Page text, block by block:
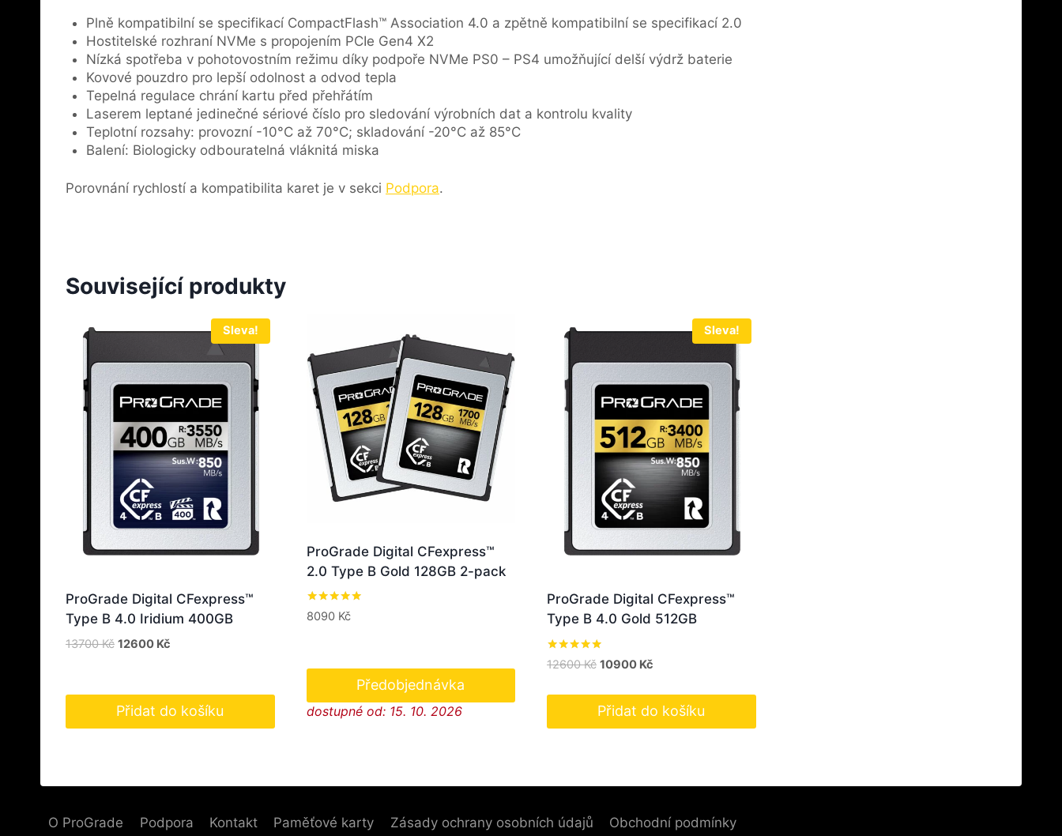
Plně kompatibilní se specifikací CompactFlash™ Association 4.0 a zpětně kompatibilní se specifikací 2.0
Hostitelské rozhraní NVMe s propojením PCIe Gen4 X2
Nízká spotřeba v pohotovostním režimu díky podpoře NVMe PS0 – PS4 umožňující delší výdrž baterie
Kovové pouzdro pro lepší odolnost a odvod tepla
Tepelná regulace chrání kartu před přehřátím
Laserem leptané jedinečné sériové číslo pro sledování výrobních dat a kontrolu kvality
Teplotní rozsahy: provozní -10°C až 70°C; skladování -20°C až 85°C
Balení: Biologicky odbouratelná vláknitá miska
Porovnání rychlostí a kompatibilita karet je v sekci Podpora.
Související produkty
Sleva!
ProGrade Digital CFexpress™
Type B 4.0 Iridium 400GB
13700Kč Původní
13700 Kč.
12600 Kč
12600 Kč.
Přidat do košíku
ProGrade Digital CFexpress™
2.0 Type B Gold 128GB 2-pack
Hodnocení
5.00
8090 Kč
Předobjednávka
dostupné od: 15. 10. 2026
Sleva!
ProGrade Digital CFexpress™
Type B 4.0 Gold 512GB
Hodnocení
5.00
12600Kč Původní
12600 Kč.
10900 Kč
10900 Kč.
Přidat do košíku
O ProGrade Podpora Kontakt Paměťové karty Zásady ochrany osobních údajů Obchodní podmínky